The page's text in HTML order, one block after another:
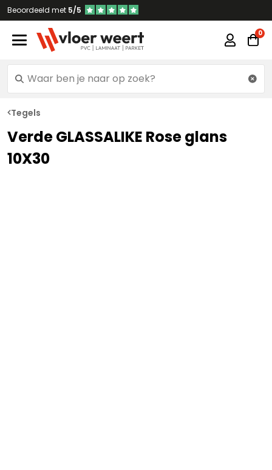
Beoordeeld met 5/5
Tegels
Verde GLASSALIKE Rose glans
10X30